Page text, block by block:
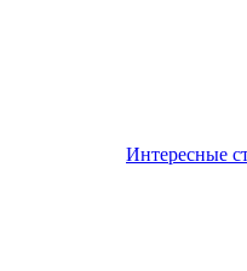
Интересные